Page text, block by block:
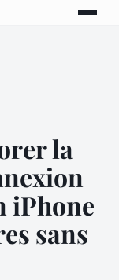
la
iPhone
sans